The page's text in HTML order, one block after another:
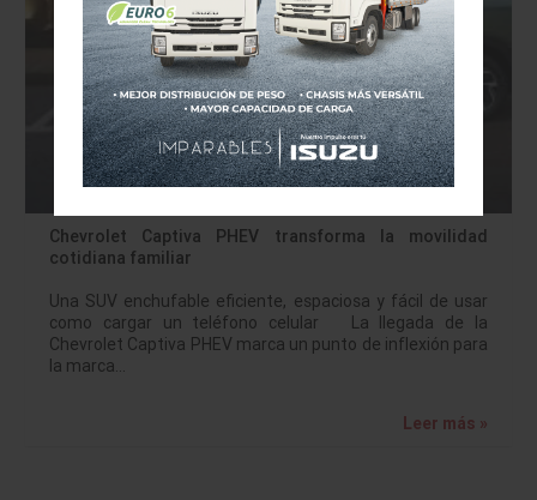
Chevrolet Captiva PHEV transforma la movilidad
cotidiana familiar
Una SUV enchufable eficiente, espaciosa y fácil de usar
como cargar un teléfono celular La llegada de la
Chevrolet Captiva PHEV marca un punto de inflexión para
la marca…
Leer más »